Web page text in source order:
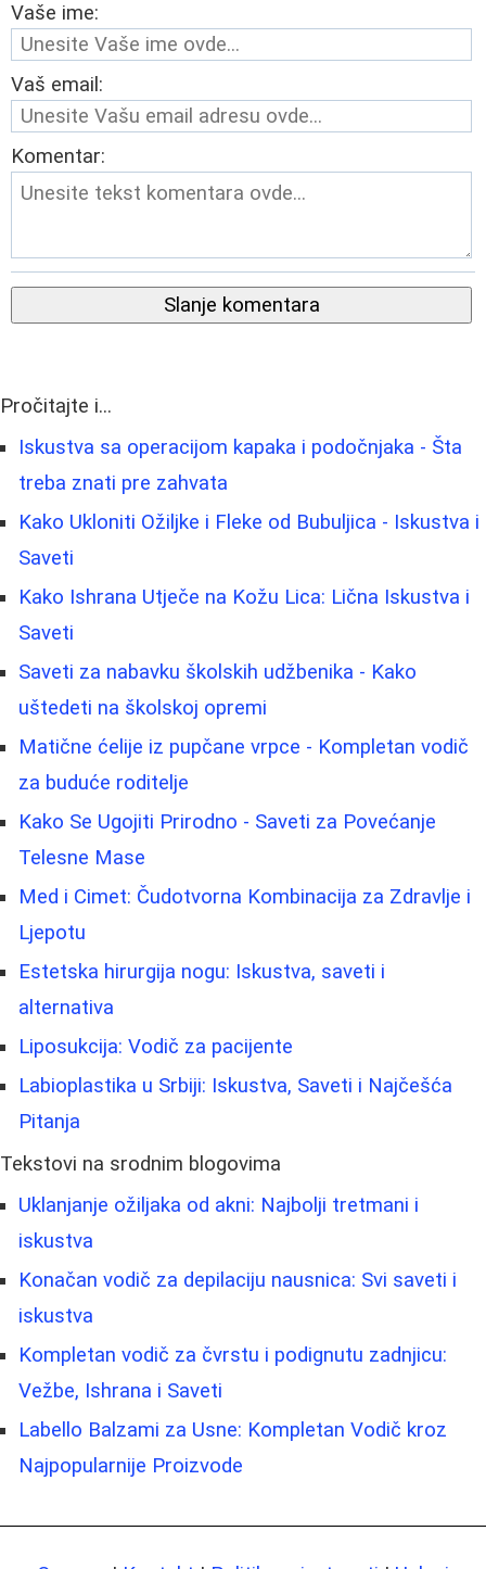
Vaše ime:
Vaš email:
Komentar:
Slanje komentara
Pročitajte i...
Iskustva sa operacijom kapaka i podočnjaka - Šta
treba znati pre zahvata
Kako Ukloniti Ožiljke i Fleke od Bubuljica - Iskustva i
Saveti
Kako Ishrana Utječe na Kožu Lica: Lična Iskustva i
Saveti
Saveti za nabavku školskih udžbenika - Kako
uštedeti na školskoj opremi
Matične ćelije iz pupčane vrpce - Kompletan vodič
za buduće roditelje
Kako Se Ugojiti Prirodno - Saveti za Povećanje
Telesne Mase
Med i Cimet: Čudotvorna Kombinacija za Zdravlje i
Ljepotu
Estetska hirurgija nogu: Iskustva, saveti i
alternativa
Liposukcija: Vodič za pacijente
Labioplastika u Srbiji: Iskustva, Saveti i Najčešća
Pitanja
Tekstovi na srodnim blogovima
Uklanjanje ožiljaka od akni: Najbolji tretmani i
iskustva
Konačan vodič za depilaciju nausnica: Svi saveti i
iskustva
Kompletan vodič za čvrstu i podignutu zadnjicu:
Vežbe, Ishrana i Saveti
Labello Balzami za Usne: Kompletan Vodič kroz
Najpopularnije Proizvode